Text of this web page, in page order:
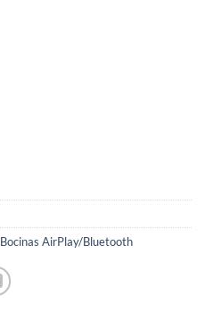
Bocinas AirPlay/Bluetooth